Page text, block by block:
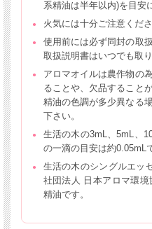
系精油は半年以内)を目安
火気には十分ご注意くださ
使用前には必ず同封の取
取扱説明書はいつでも取
アロマオイルは農作物の
ることや、欠品すること
精油の色調が多少異なる
下さい。
生活の木の3mL、5mL、
の一滴の目安は約0.05mL
生活の木のシングルエッ
社団法人 日本アロマ環
精油です。